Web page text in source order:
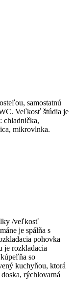
samostatnú
Veľkosť štúdia je
chladnička,
mikrovlnka.
/veľkosť
je spálňa s
pohovka
je rozkladacia
so
kuchyňou, ktorá
rýchlovarná